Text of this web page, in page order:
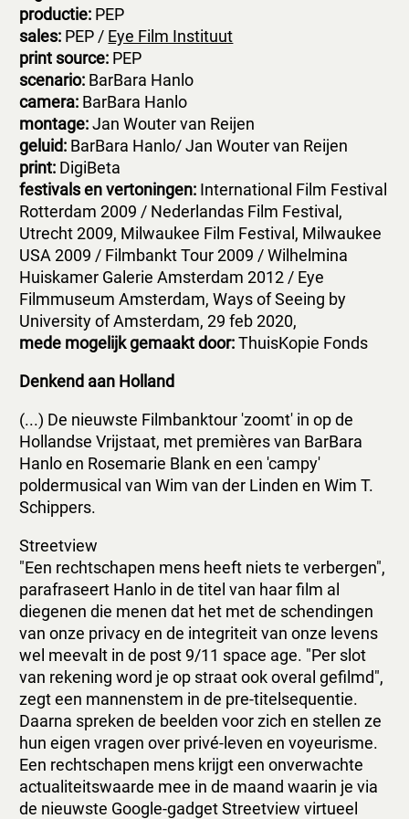
productie: PEP
sales: PEP / Eye Film Instituut
print source: PEP
scenario: BarBara Hanlo
camera: BarBara Hanlo
montage:Jan Wouter van Reijen
geluid: BarBara Hanlo/ Jan Wouter van Reijen
print: DigiBeta
festivals en vertoningen: International Film Festival
Rotterdam 2009 / Nederlandas Film Festival,
Utrecht 2009, Milwaukee Film Festival, Milwaukee
USA 2009 / Filmbankt Tour 2009 / Wilhelmina
Huiskamer Galerie Amsterdam 2012 / Eye
Filmmuseum Amsterdam, Ways of Seeing by
University of Amsterdam, 29 feb 2020,
mede mogelijk gemaakt door:ThuisKopie Fonds
Denkend aan Holland
(...) De nieuwste Filmbanktour 'zoomt' in op de
Hollandse Vrijstaat, met premières van BarBara
Hanlo en Rosemarie Blank en een 'campy'
poldermusical van Wim van der Linden en Wim T.
Schippers.
Streetview
"Een rechtschapen mens heeft niets te verbergen",
parafraseert Hanlo in de titel van haar film al
diegenen die menen dat het met de schendingen
van onze privacy en de integriteit van onze levens
wel meevalt in de post 9/11 space age. "Per slot
van rekening word je op straat ook overal gefilmd",
zegt een mannenstem in de pre-titelsequentie.
Daarna spreken de beelden voor zich en stellen ze
hun eigen vragen over privé-leven en voyeurisme.
Een rechtschapen mens krijgt een onverwachte
actualiteitswaarde mee in de maand waarin je via
de nieuwste Google-gadget Streetview virtueel